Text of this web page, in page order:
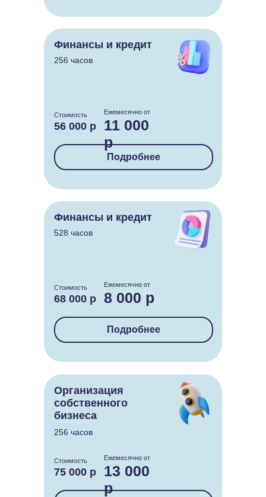
Финансы и кредит
256 часов
11 000
р
56 000 р
Ежемесячно от
Стоимость
Подробнее
Финансы и кредит
528 часов
8 000 р
68 000 р
Ежемесячно от
Стоимость
Подробнее
Организация
собственного
бизнеса
256 часов
13 000
р
75 000 р
Ежемесячно от
Стоимость